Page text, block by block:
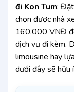
đi Kon Tum:
chọn được nhà
160.000 VNĐ
dịch vụ đi kèm.
limousine hay
dưới đây sẽ hữu